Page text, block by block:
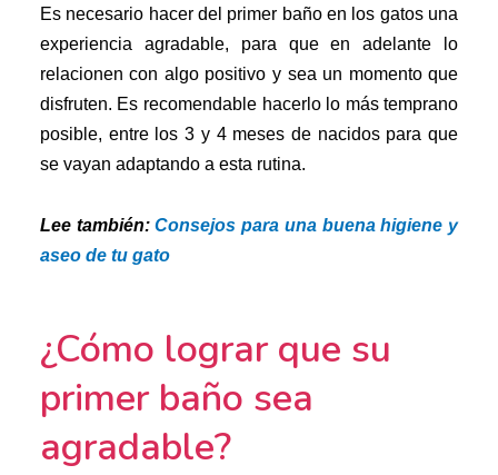
Es necesario hacer del primer baño en los gatos una
experiencia agradable, para que en adelante lo
relacionen con algo positivo y sea un momento que
disfruten. Es recomendable hacerlo lo más temprano
posible, entre los 3 y 4 meses de nacidos para que
se vayan adaptando a esta rutina.
Lee también:Consejos para una buena higiene y
aseo de tu gato
¿Cómo lograr que su
primer baño sea
agradable?